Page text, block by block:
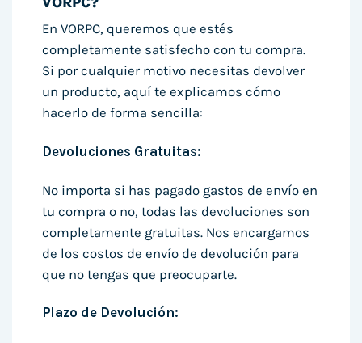
En VORPC, queremos que estés
completamente satisfecho con tu compra.
Si por cualquier motivo necesitas devolver
un producto, aquí te explicamos cómo
hacerlo de forma sencilla:
Devoluciones Gratuitas:
No importa si has pagado gastos de envío en
tu compra o no, todas las devoluciones son
completamente gratuitas. Nos encargamos
de los costos de envío de devolución para
que no tengas que preocuparte.
Plazo de Devolución: